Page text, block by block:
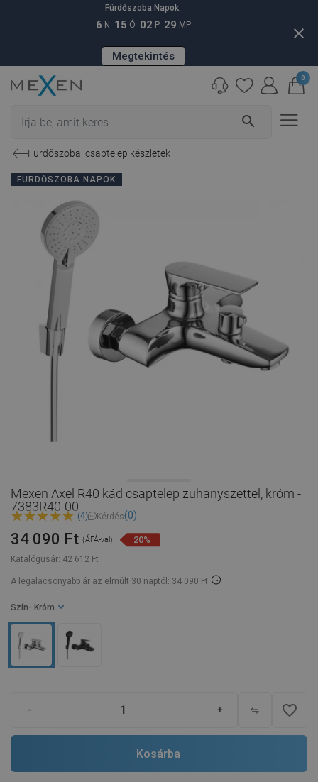
Fürdőszoba Napok:
6 N 15 Ó 02 P 28 MP
Megtekintés
close
search
0
Fürdőszobai csaptelep készletek
FÜRDŐSZOBA NAPOK
Mexen Axel R40 kád csaptelep zuhanyszettel, króm -
7383R40-00
(4) Kérdés(0)
Katalógusár: 42 612 Ft
34 090 Ft (ÁFÁ-val) 20%
A legalacsonyabb ár az elmúlt 30 naptól: 34 090 Ft
Szín - Króm
- + favorite_border
Kosárba